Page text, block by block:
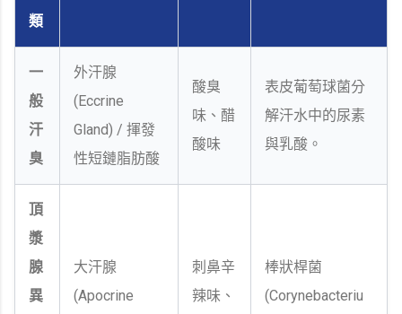
類
一
般
汗
臭
外汗腺
(Eccrine
Gland) / 揮發
性短鏈脂肪酸
酸臭
味、醋
酸味
表皮葡萄球菌分
解汗水中的尿素
與乳酸。
頂
漿
腺
異
大汗腺
(Apocrine
刺鼻辛
辣味、
棒狀桿菌
(Corynebacteriu